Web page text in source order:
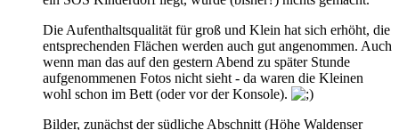
Die Aufenthaltsqualität für groß und Klein hat sich erhöht, die
entsprechenden Flächen werden auch gut angenommen. Auch
wenn man das auf den gestern Abend zu später Stunde
aufgenommenen Fotos nicht sieht - da waren die Kleinen
wohl schon im Bett (oder vor der Konsole).
Bilder, zunächst der südliche Abschnitt (Höhe Waldenser